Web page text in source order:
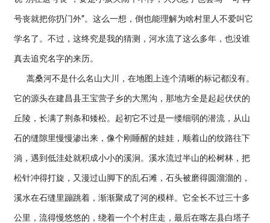
号丧就把你扔门外”。这么一想，倒也能理解为啥村里人不爱叫它
学名了。不过，这终究是我的猜测，河水流了这么多年，也没谁
真去追究名字的来历。
蒿桑河不是什么名山大川，在地图上连个清晰的标记都没有。
它的源头在建昌县王宝营子乡的大黑沟，那地方全是起起伏伏的
丘陵，长满了荆条和矮松。起初它不过是一缕细弱的潜流，从山
石的缝隙里慢慢渗出来，像个刚睡醒的娃娃，顺着山的纹路往下
淌，遇到低洼处就积成小小的溪涧。溪水流过半山的松树林，把
松针冲得打旋，又漫过山脚下的乱石滩，石头被磨得圆溜溜的，
溪水在石缝里蹦跳着，渐渐聚成了河的模样。它全长不过三十多
公里，流得慢悠悠的，绕着一个个村庄走，最后在喀左县白塔子